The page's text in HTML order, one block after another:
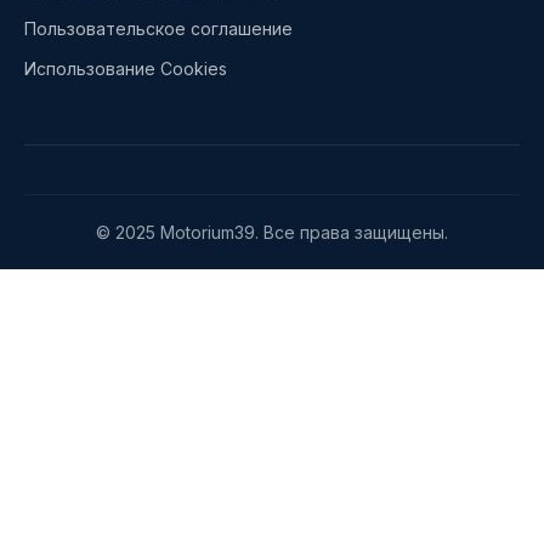
Пользовательское соглашение
Использование Cookies
© 2025 Motorium39. Все права защищены.